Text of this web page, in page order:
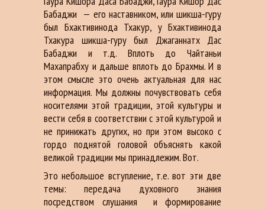
Бабаджи — его наставником, или шикша-гуру
был Бхактивинода Тхакур, у Бхактивинода
Тхакура шикша-гуру был Джаганнатх Дас
Бабаджи и т.д. Вплоть до Чайтаньи
Махапрабху и дальше вплоть до Брахмы. И в
этом смысле это очень актуальная для нас
информация. Мы должны почувствовать себя
носителями этой традиции, этой культуры и
вести себя в соответствии с этой культурой и
не принижать других, но при этом высоко с
гордо поднятой головой объяснять какой
великой традиции мы принадлежим. Вот.
Это небольшое вступление, т.е. вот эти две
темы: передача духовного знания
посредством слушания
и формирование